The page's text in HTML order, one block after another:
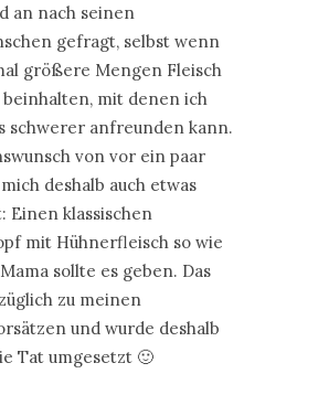
an nach seinen
gefragt, selbst wenn
größere Mengen Fleisch
beinhalten, mit denen ich
schwerer anfreunden kann.
von vor ein paar
deshalb auch etwas
Einen klassischen
mit Hühnerfleisch so wie
sollte es geben. Das
zu meinen
und wurde deshalb
Tat umgesetzt 🙂